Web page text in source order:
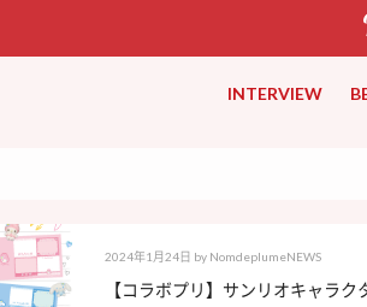
INTERVIEW
2024年1月24日 by NomdeplumeNEWS
【コラボプリ】サンリオキャラ